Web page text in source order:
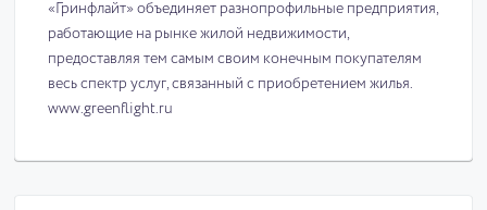
«Гринфлайт» объединяет разнопрофильные предприятия,
работающие на рынке жилой недвижимости,
предоставляя тем самым своим конечным покупателям
весь спектр услуг, связанный с приобретением жилья.
www.greenflight.ru